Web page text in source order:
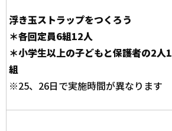
浮き玉ストラップをつくろう
＊各回定員6組12人
＊小学生以上の子どもと保護者の2人1
組
※25、26日で実施時間が異なります